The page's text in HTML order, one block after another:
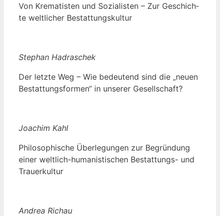
Von Kre­ma­tis­ten und Sozia­lis­ten – Zur Geschich­
te welt­li­cher Bestattungskultur
Ste­phan Hadraschek
Der letz­te Weg – Wie bedeu­tend sind die „neu­en
Bestat­tungs­for­men“ in unse­rer Gesellschaft?
Joa­chim Kahl
Phi­lo­so­phi­sche Über­le­gun­gen zur Begrün­dung
einer welt­lich-huma­nis­ti­schen Bestat­tungs- und
Trauerkultur
Andrea Rich­au